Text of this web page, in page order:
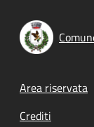
Footer
Area riservata
Crediti